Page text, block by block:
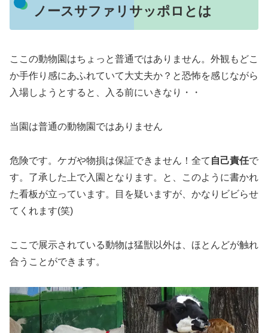
ノースサファリサッポロとは
ここの動物園はちょっと普通ではありません。外観もどこ
か手作り感にあふれていて大丈夫か？ と恐怖を感じながら
入場しようとすると、入る前にいきなり・・
当園は普通の動物園ではありません
危険です。 ケガや物損は保証できません！全て 自己責任で
す。了承した上で入園となります。と、このように書かれ
た看板が立っています。目を疑いますが、かなりビビらせ
てくれます(笑)
ここで展示されている動物は猛獣以外は、ほとんどが触れ
合うことができます。